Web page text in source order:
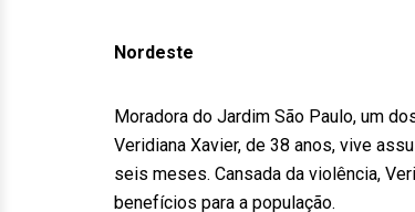
Nordeste
Moradora do Jardim São Paulo, um
Veridiana Xavier, de 38 anos, vive
seis meses. Cansada da violência,
benefícios para a população.